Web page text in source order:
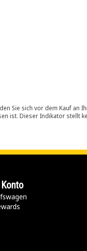
Sie sich vor dem Kauf an
ist. Dieser Indikator stellt